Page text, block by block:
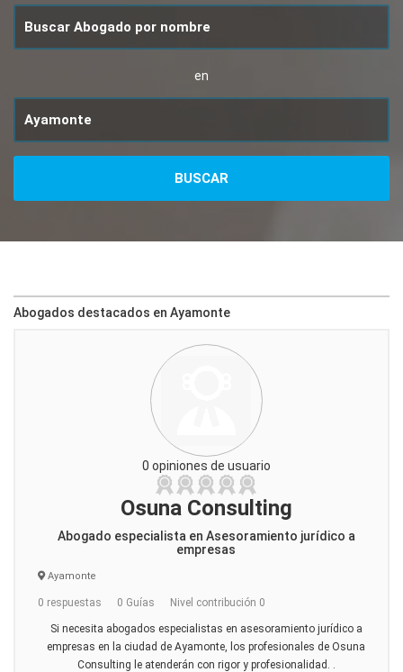
en
Abogados destacados en Ayamonte
0 opiniones de usuario
Osuna Consulting
Abogado especialista en Asesoramiento jurídico a
empresas
Ayamonte
0 respuestas 0 Guías Nivel contribución 0
Si necesita abogados especialistas en asesoramiento jurídico a
empresas en la ciudad de Ayamonte, los profesionales de Osuna
Consulting le atenderán con rigor y profesionalidad. .